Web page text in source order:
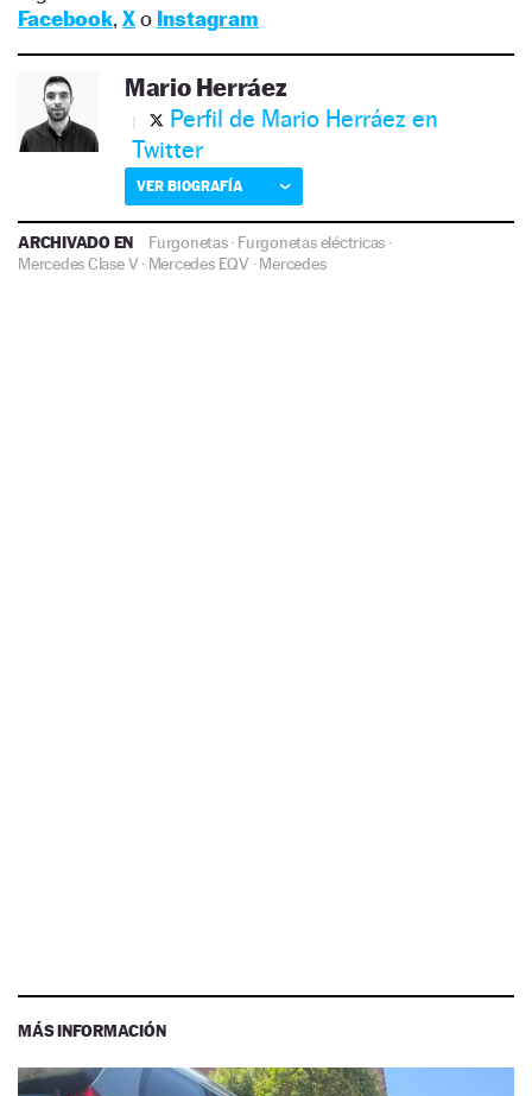
Facebook, Xo Instagram
Mario Herráez
Perfil de Mario Herráez en
Twitter
VER BIOGRAFÍA
ARCHIVADO EN Furgonetas· Furgonetas eléctricas ·
Mercedes Clase V · Mercedes EQV ·Mercedes
MÁS INFORMACIÓN